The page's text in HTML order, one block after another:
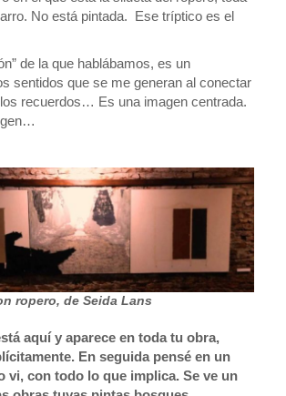
No está pintada. Ese tríptico es el
de la que hablábamos, es un
sentidos que se me generan al conectar
recuerdos… Es una imagen centrada.
ropero, de Seida Lans
aquí y aparece en toda tu obra,
En seguida pensé en un
vi, con todo lo que implica. Se ve un